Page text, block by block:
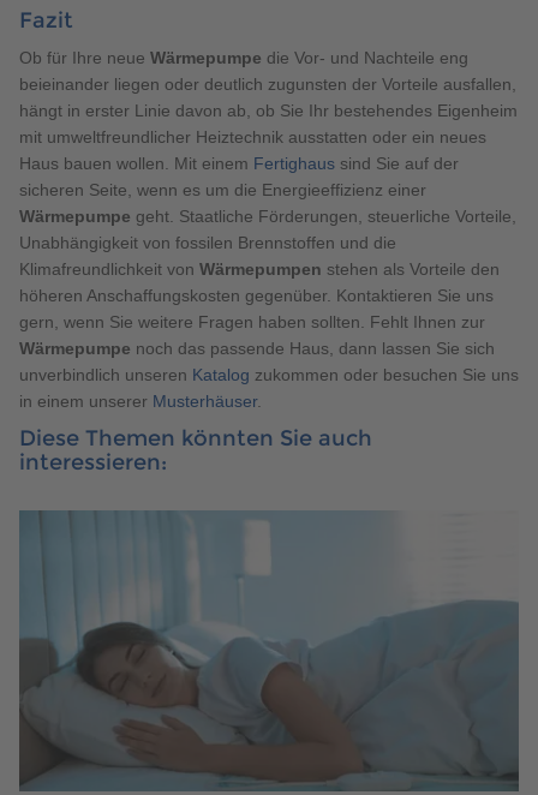
Fazit
Ob für Ihre neue Wärmepumpe die Vor- und Nachteile eng
beieinander liegen oder deutlich zugunsten der Vorteile ausfallen,
hängt in erster Linie davon ab, ob Sie Ihr bestehendes Eigenheim
mit umweltfreundlicher Heiztechnik ausstatten oder ein neues
Haus bauen wollen. Mit einem Fertighaus sind Sie auf der
sicheren Seite, wenn es um die Energieeffizienz einer
Wärmepumpe geht. Staatliche Förderungen, steuerliche Vorteile,
Unabhängigkeit von fossilen Brennstoffen und die
Klimafreundlichkeit von Wärmepumpen stehen als Vorteile den
höheren Anschaffungskosten gegenüber. Kontaktieren Sie uns
gern, wenn Sie weitere Fragen haben sollten. Fehlt Ihnen zur
Wärmepumpe noch das passende Haus, dann lassen Sie sich
unverbindlich unseren Katalog zukommen oder besuchen Sie uns
in einem unserer Musterhäuser.
Diese Themen könnten Sie auch
interessieren: